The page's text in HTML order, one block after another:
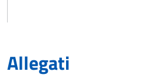
Allegati